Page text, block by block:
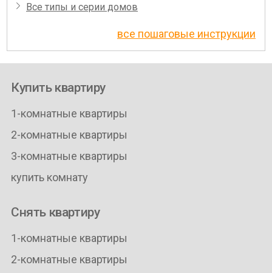
Все типы и серии домов
все пошаговые инструкции
Купить квартиру
1-комнатные квартиры
2-комнатные квартиры
3-комнатные квартиры
купить комнату
Снять квартиру
1-комнатные квартиры
2-комнатные квартиры